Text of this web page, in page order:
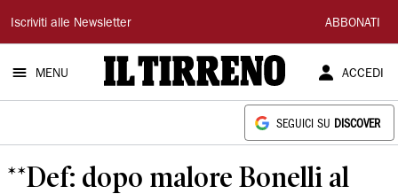
Il
Tirreno
Iscriviti alle Newsletter ABBONATI
MENU ACCEDI
SEGUICI SU DISCOVER
**Def: dopo malore Bonelli al